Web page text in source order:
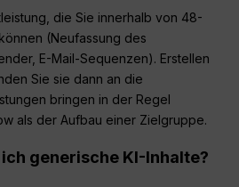
die Sie innerhalb von 48-
(Neufassung des
E-Mail-Sequenzen). Erstellen
Sie sie dann an die
bringen in der Regel
als der Aufbau einer Zielgruppe.
generische KI-Inhalte?